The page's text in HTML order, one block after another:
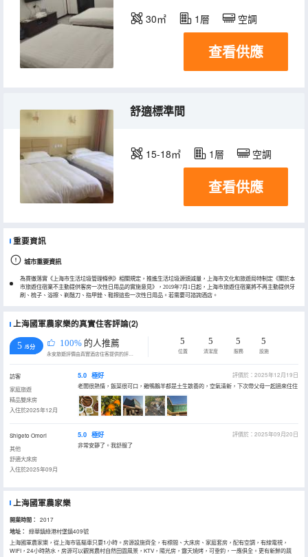
30㎡ 1層 空調
查看供應
舒適標準間
15-18㎡ 1層 空調
查看供應
重要資訊
城市重要資訊
為貫徹落實《上海市生活垃圾管理條例》相關規定，推進生活垃圾源頭減量，上海市文化和旅遊局特制定《關於本
市旅遊住宿業不主動提供客房一次性日用品的實施意見》，2019年7月1日起，上海市旅遊住宿業將不再主動提供牙
刷、梳子、浴擦、剃鬚刀、指甲銼、鞋擦這些一次性日用品。若需要可諮詢酒店。
上海國軍農家樂的真實住客評論(2)
5 /5分 100% 的人推薦
永安旅遊評價由真實酒店住客提供的評價。
5
位置
5
清潔度
5
服務
5
設施
訪客
家庭旅遊
精品雙床房
入住於2025年12月
5.0 極好
評價於：2025年12月19日
老闆很熱情，飯菜很可口，雞鴨鵝羊都是土生散養的，空氣清新，下次帶父母一起過來住住
Shigeto Omori
其他
舒適大床房
入住於2025年09月
5.0 極好
評價於：2025年09月20日
非常安靜了。我舒服了
上海國軍農家樂
開業時間： 2017
地址：
綠華鎮綠港村堡鎮409號
上海國軍農家樂，從上海市區驅車只要1小時。房源設施齊全，有標間、大床房、家庭套房，配有空調，有線電視，
WIFI，24小時熱水，房源可以觀賞農村自然田園風景，KTV，陽光房，露天燒烤，可垂釣，一應俱全。更有新鮮的蔬